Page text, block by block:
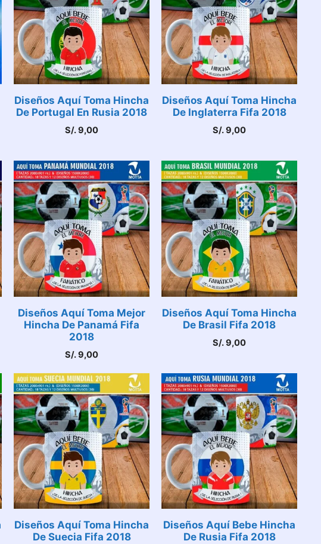
Diseños Aquí Toma Hincha
De Portugal En Rusia 2018
S/.9,00
Diseños Aquí Toma Hincha
De Inglaterra Fifa 2018
S/.9,00
Diseños Aquí Toma Mejor
Hincha De Panamá Fifa
2018
S/.9,00
Diseños Aquí Toma Hincha
De Brasil Fifa 2018
S/.9,00
Diseños Aquí Toma Hincha
De Suecia Fifa 2018
Diseños Aquí Bebe Hincha
De Rusia Fifa 2018